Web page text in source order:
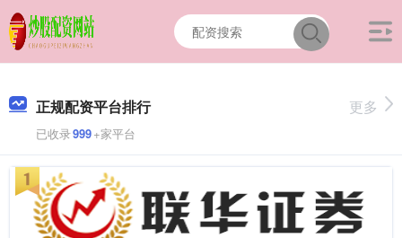
正规配资平台排行
已收录999+家平台
更多